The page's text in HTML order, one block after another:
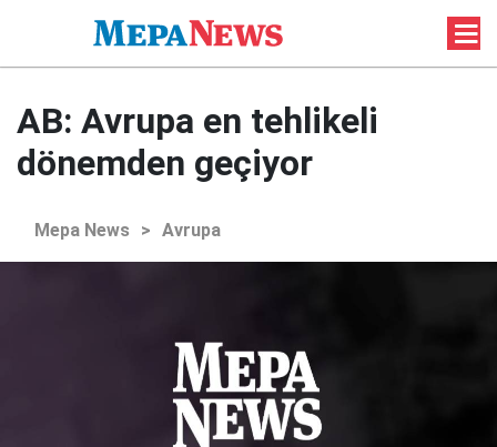
AB: Avrupa en tehlikeli
dönemden geçiyor
Mepa News > Avrupa